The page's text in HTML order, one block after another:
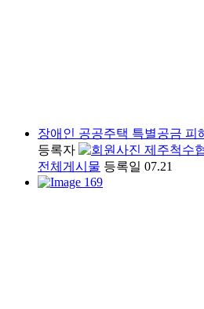
장애인 공공주택 특별공금 피
등록자
제주척수
전체게시물 등록일 07.21